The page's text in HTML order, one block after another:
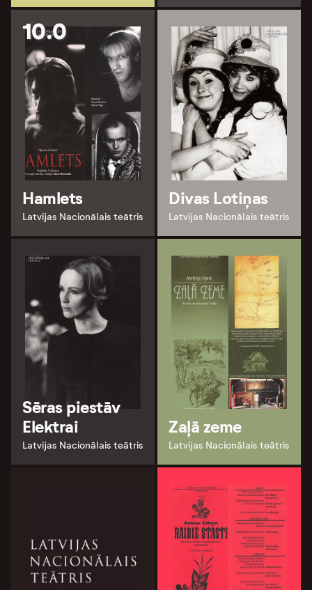
10.0
Hamlets
Latvijas Nacionālais teātris
Divas Lotiņas
Latvijas Nacionālais teātris
Sēras piestāv
Elektrai
Latvijas Nacionālais teātris
Zaļā zeme
Latvijas Nacionālais teātris